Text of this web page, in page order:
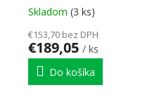
Skladom (3 ks)
€153,70 bez DPH
€189,05 / ks
Do košíka